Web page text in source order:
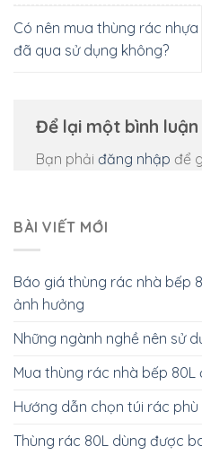
Có nên mua thùng rác nhựa
đã qua sử dụng không?
Để lại một bình luận
Bạn phải đăng nhập để
BÀI VIẾT MỚI
Báo giá thùng rác nhà bếp
ảnh hưởng
Những ngành nghề nên sử
Mua thùng rác nhà bếp 80L
Hướng dẫn chọn túi rác phù
Thùng rác 80L dùng được